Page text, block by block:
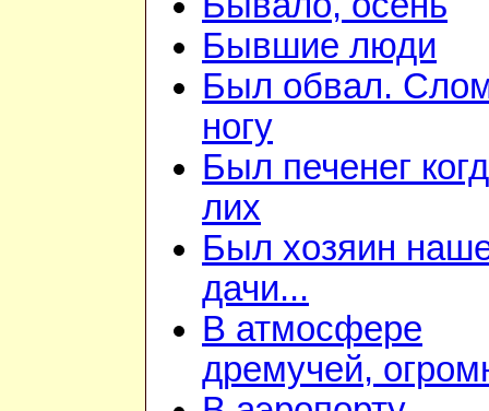
Бывшие люди
Был обвал.
ногу
Был печенег
лих
Был хозяин
дачи...
В атмосфере
дремучей,